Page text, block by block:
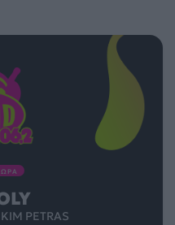
PETRAS